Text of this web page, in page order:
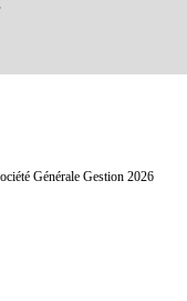
Générale Gestion 2026